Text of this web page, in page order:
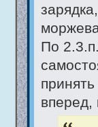
По
вперед,